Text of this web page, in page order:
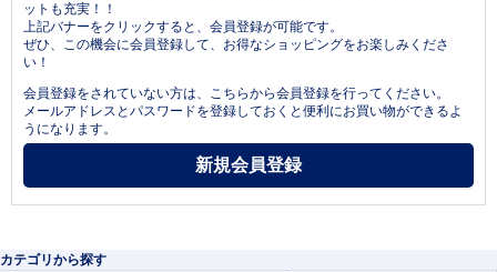
ットも充実！！
上記バナーをクリックすると、会員登録が可能です。
ぜひ、この機会に会員登録して、お得なショッピングをお楽しみくださ
い！
会員登録をされていない方は、こちらから会員登録を行ってください。
メールアドレスとパスワードを登録しておくと便利にお買い物ができるよ
うになります。
カテゴリから探す